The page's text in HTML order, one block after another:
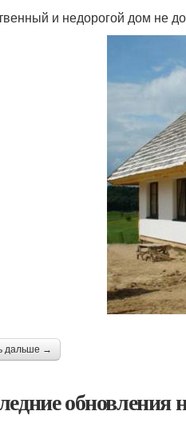
и недорогой дом не
дальше →
обновления